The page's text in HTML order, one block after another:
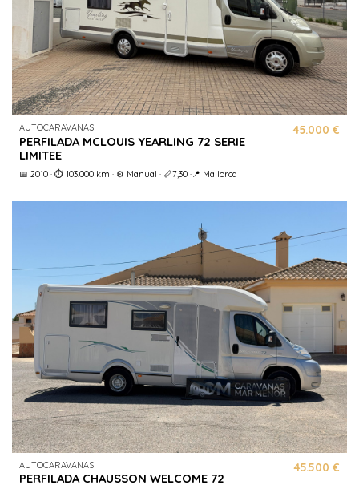
AUTOCARAVANAS
PERFILADA MCLOUIS YEARLING 72 SERIE
LIMITEE
45.000 €
📅 2010 · ⏱️ 103.000 km · ⚙️ Manual · 📏7,30 ·📍 Mallorca
AUTOCARAVANAS
PERFILADA CHAUSSON WELCOME 72
45.500 €